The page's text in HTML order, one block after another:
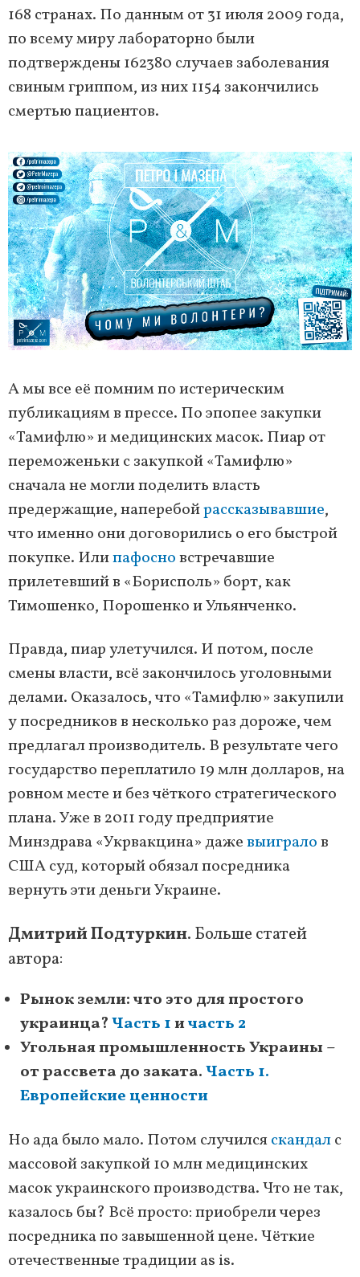
168 странах. По данным от 31 июля 2009 года,
по всему миру лабораторно были
подтверждены 162380 случаев заболевания
свиным гриппом, из них 1154 закончились
смертью пациентов.
А мы все её помним по истерическим
публикациям в прессе. По эпопее закупки
«Тамифлю» и медицинских масок. Пиар от
переможеньки с закупкой «Тамифлю»
сначала не могли поделить власть
предержащие, наперебойрассказывавшие,
что именно они договорились о его быстрой
покупке. Илипафосновстречавшие
прилетевший в «Борисполь» борт, как
Тимошенко, Порошенко и Ульянченко.
Правда, пиар улетучился. И потом, после
смены власти, всё закончилось уголовными
делами. Оказалось, что «Тамифлю» закупили
у посредников в несколько раз дороже, чем
предлагал производитель. В результате чего
государство переплатило 19 млн долларов, на
ровном месте и без чёткого стратегического
плана. Уже в 2011 году предприятие
Минздрава «Укрвакцина» дажевыигралов
США суд, который обязал посредника
вернуть эти деньги Украине.
Дмитрий Подтуркин. Больше статей
автора:
Рынок земли: что это для простого
украинца?Часть 1ичасть 2
Угольная промышленность Украины –
от рассвета до заката.Часть 1.
Европейские ценности
Но ада было мало. Потом случилсяскандалс
массовой закупкой 10 млн медицинских
масок украинского производства. Что не так,
казалось бы? Всё просто: приобрели через
посредника по завышенной цене. Чёткие
отечественные традиции as is.